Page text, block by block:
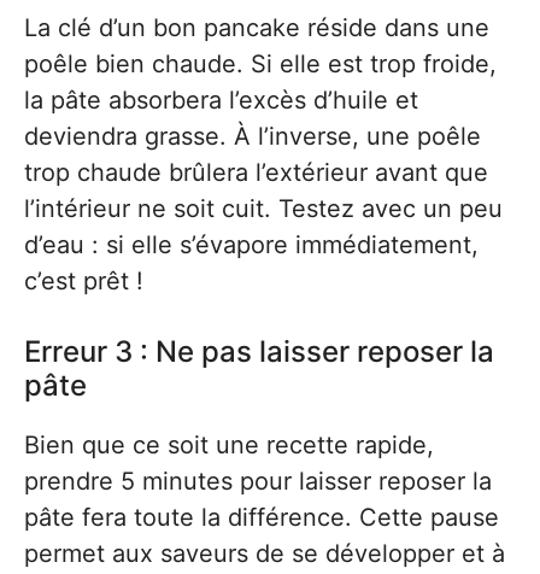
La clé d’un bon pancake réside dans une
poêle bien chaude. Si elle est trop froide,
la pâte absorbera l’excès d’huile et
deviendra grasse. À l’inverse, une poêle
trop chaude brûlera l’extérieur avant que
l’intérieur ne soit cuit. Testez avec un peu
d’eau : si elle s’évapore immédiatement,
c’est prêt !
Erreur 3 : Ne pas laisser reposer la
pâte
Bien que ce soit une recette rapide,
prendre 5 minutes pour laisser reposer la
pâte fera toute la différence. Cette pause
permet aux saveurs de se développer et à